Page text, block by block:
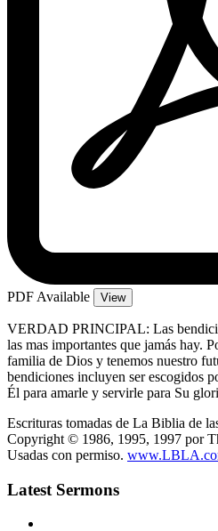
PDF Available View
VERDAD PRINCIPAL: Las
las mas importantes que jamás hay.
familia de Dios y tenemos nuestro
bendiciones incluyen ser escogidos
Él para amarle y servirle para Su
Escrituras tomadas de La Biblia de
Copyright © 1986, 1995, 1997 por
Usadas con permiso.
Latest Sermons